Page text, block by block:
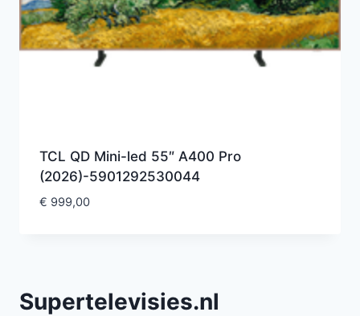
TCL QD Mini-led 55″ A400 Pro
(2026)-5901292530044
€ 999,00
Supertelevisies.nl